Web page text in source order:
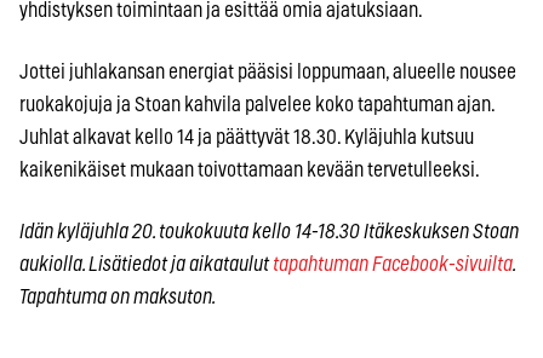
yhdistyksen toimintaan ja esittää omia ajatuksiaan.
Jottei juhlakansan energiat pääsisi loppumaan, alueelle nousee
ruokakojuja ja Stoan kahvila palvelee koko tapahtuman ajan.
Juhlat alkavat kello 14 ja päättyvät 18.30. Kyläjuhla kutsuu
kaikenikäiset mukaan toivottamaan kevään tervetulleeksi.
Idän kyläjuhla 20. toukokuuta kello 14-18.30 Itäkeskuksen Stoan
aukiolla. Lisätiedot ja aikatauluttapahtuman Facebook-sivuilta.
Tapahtuma on maksuton.